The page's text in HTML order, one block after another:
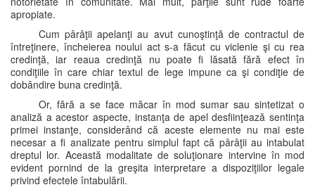
apropiate.
Cum pârâţii apelanţi au avut cunoştinţă de contractul de
întreţinere, încheierea noului act s-a făcut cu viclenie şi cu rea
credinţă, iar reaua credinţă nu poate fi lăsată fără efect în
condiţiile în care chiar textul de lege impune ca şi condiţie de
dobândire buna credinţă.
Or, fără a se face măcar în mod sumar sau sintetizat o
analiză a acestor aspecte, instanţa de apel desfiinţează sentinţa
primei instanţe, considerând că aceste elemente nu mai este
necesar a fi analizate pentru simplul fapt că pârâţii au intabulat
dreptul lor. Această modalitate de soluţionare intervine în mod
evident pornind de la greşita interpretare a dispoziţiilor legale
privind efectele întabulării.